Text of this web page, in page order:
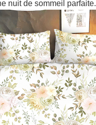
nuit de sommeil parfaite.